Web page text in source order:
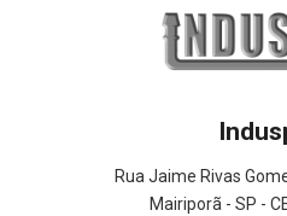
Rua Jaime Rivas
Mairiporã - SP -